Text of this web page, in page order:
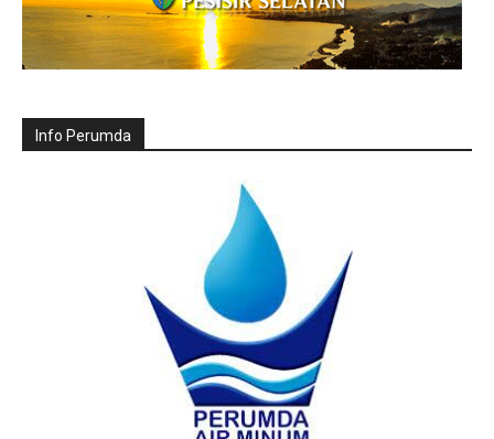
Info Perumda